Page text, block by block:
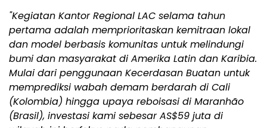
"Kegiatan Kantor Regional LAC selama tahun
pertama adalah memprioritaskan kemitraan lokal
dan model berbasis komunitas untuk melindungi
bumi dan masyarakat di Amerika Latin dan Karibia.
Mulai dari penggunaan Kecerdasan Buatan untuk
memprediksi wabah demam berdarah di Cali
(Kolombia) hingga upaya reboisasi di Maranhão
(Brasil), investasi kami sebesar AS$59 juta di